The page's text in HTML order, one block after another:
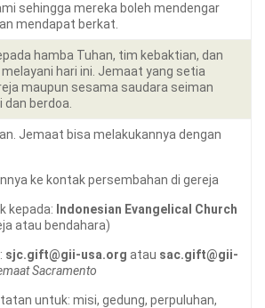
sehingga mereka boleh mendengar
mendapat berkat.
hamba Tuhan, tim kebaktian, dan
hari ini. Jemaat yang setia
maupun sesama saudara seiman
berdoa.
Jemaat bisa melakukannya dengan
ke kontak persembahan di gereja
kepada: Indonesian Evangelical Church
atau bendahara)
sjc.gift@gii-usa.org atau sac.gift@gii-
Sacramento
untuk: misi, gedung, perpuluhan,